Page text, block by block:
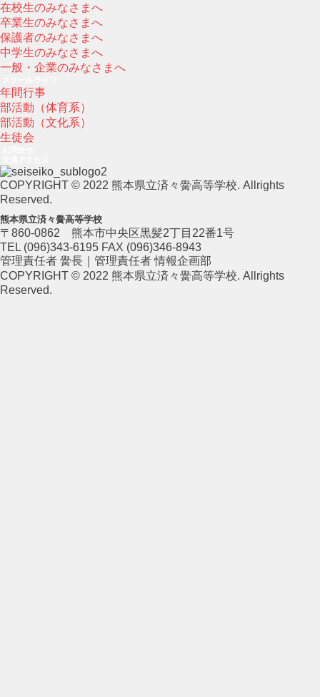
在校生のみなさまへ
卒業生のみなさまへ
保護者のみなさまへ
中学生のみなさまへ
一般・企業のみなさまへ
年間行事
部活動（体育系）
部活動（文化系）
生徒会
COPYRIGHT © 2022 熊本県立済々黌高等学校. Allrights
Reserved.
熊本県立済々黌高等学校
〒860-0862 熊本市中央区黒髪2丁目22番1号
TEL (096)343-6195 FAX (096)346-8943
管理責任者 黌長｜管理責任者 情報企画部
COPYRIGHT © 2022 熊本県立済々黌高等学校. Allrights
Reserved.